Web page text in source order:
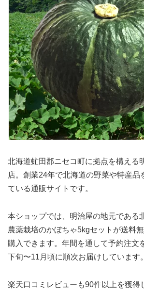
北海道虻田郡ニセコ町に拠点を構える
店。創業24年で北海道の野菜や特産品
ている通販サイトです。
本ショップでは、明治屋の地元である
農薬栽培のかぼちゃ5kgセットが送料
購入できます。年間を通して予約注文
下旬〜11月頃に順次お届けしています。
楽天口コミレビューも90件以上を獲得